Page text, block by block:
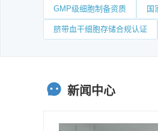
GMP级细胞制备资质 国
脐带血干细胞存储合规认证
新闻中心